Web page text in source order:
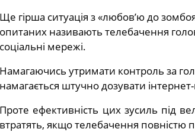
Ще гірша ситуація з «любов’ю до
опитаних називають телебачення
соціальні мережі.
Намагаючись утримати контроль за
намагається штучно дозувати
Проте ефективність цих зусиль під
втратять, якщо телебачення